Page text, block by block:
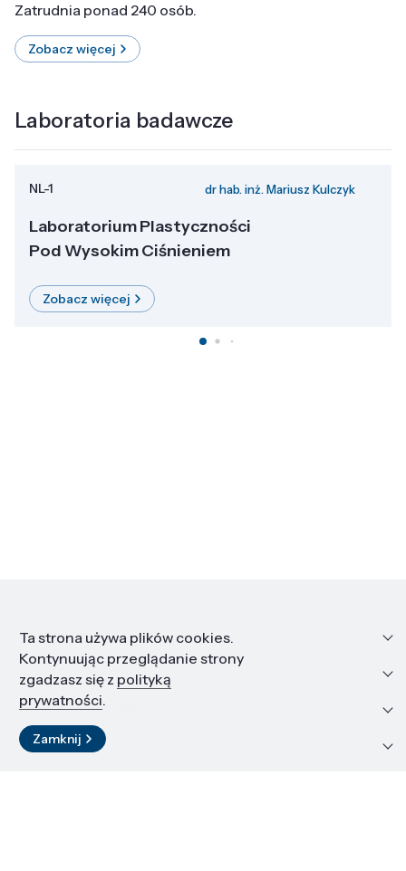
Zatrudnia ponad 240 osób.
Zobacz więcej
Laboratoria badawcze
NL-1 dr hab. inż. Mariusz Kulczyk
Laboratorium Plastyczności
Pod Wysokim Ciśnieniem
Zobacz więcej
Informacje
Edukacja i kariera
Zasoby i materiały
Kontakt
Ta strona używa plików cookies.
Kontynuując przeglądanie strony
zgadzasz się z polityką
prywatności.
Zamknij